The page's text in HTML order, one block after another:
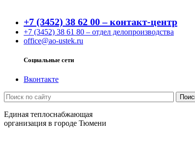
+7 (3452) 38 62 00 – контакт-центр
+7 (3452) 38 61 80 – отдел делопроизводства
office@ao-ustek.ru
Социальные сети
Вконтакте
Единая теплоснабжающая
организация в городе Тюмени